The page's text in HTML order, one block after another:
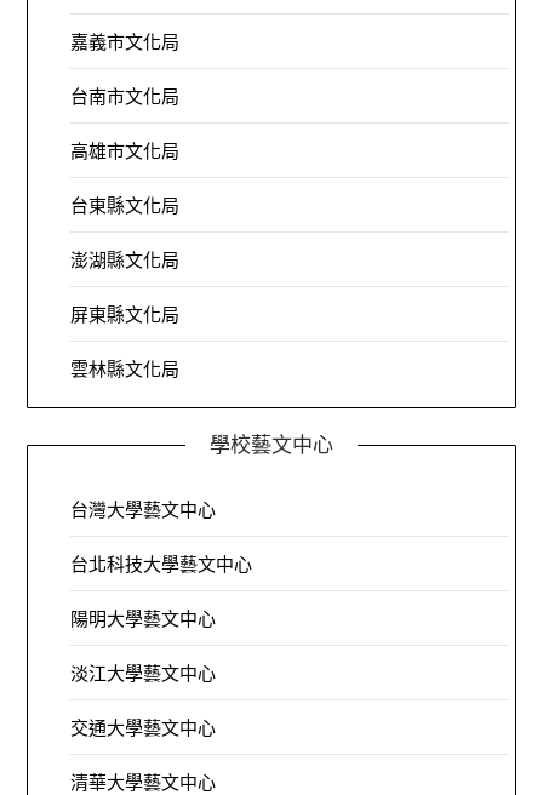
嘉義市文化局
台南市文化局
高雄市文化局
台東縣文化局
澎湖縣文化局
屏東縣文化局
雲林縣文化局
學校藝文中心
台灣大學藝文中心
台北科技大學藝文中心
陽明大學藝文中心
淡江大學藝文中心
交通大學藝文中心
清華大學藝文中心